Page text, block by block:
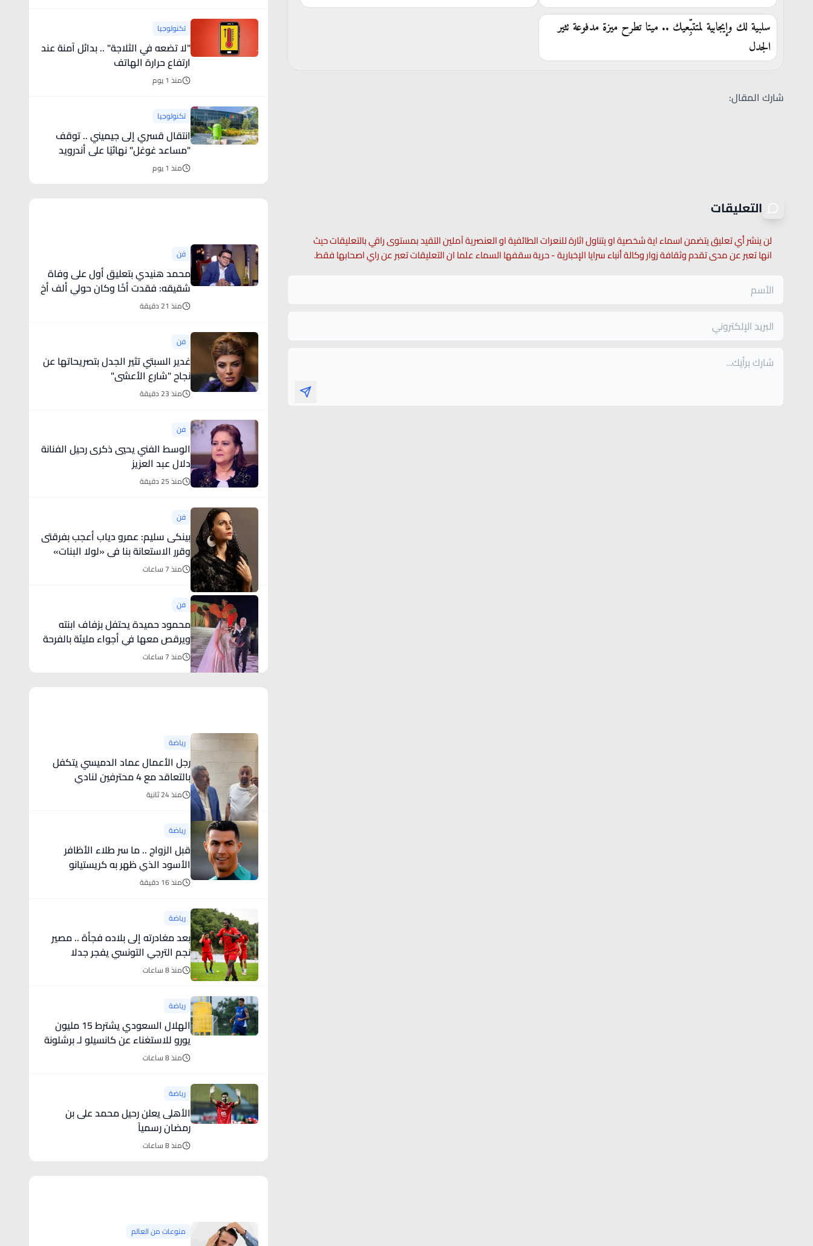
سلبية لك وإيجابية لمتتبِّعيك .. ميتا تطرح ميزة مدفوعة تثير
الجدل
شارك المقال:
التعليقات
لن ينشر أي تعليق يتضمن اسماء اية شخصية او يتناول اثارة للنعرات الطائفية او العنصرية آملين التقيد بمستوى راقي بالتعليقات حيث
انها تعبر عن مدى تقدم وثقافة زوار وكالة أنباء سرايا الإخبارية - حرية سقفها السماء علما ان التعليقات تعبر عن راي اصحابها فقط.
تكنولوجيا
"لا تضعه في الثلاجة" .. بدائل آمنة عند
ارتفاع حرارة الهاتف
منذ 1 يوم
تكنولوجيا
انتقال قسري إلى جيميني .. توقف
"مساعد غوغل" نهائيًا على أندرويد
منذ 1 يوم
فن
محمد هنيدي بتعليق أول على وفاة
شقيقه: فقدت أخًا وكان حولي ألف أخ
منذ 21 دقيقة
فن
غدير السبتي تثير الجدل بتصريحاتها عن
نجاح "شارع الأعشى"
منذ 23 دقيقة
فن
الوسط الفني يحيي ذكرى رحيل الفنانة
دلال عبد العزيز
منذ 25 دقيقة
فن
بينكى سليم: عمرو دياب أعجب بفرقتى
وقرر الاستعانة بنا فى «لولا البنات»
منذ 7 ساعات
فن
محمود حميدة يحتفل بزفاف ابنته
ويرقص معها في أجواء مليئة بالفرحة
.. منذ 7 ساعات
رياضة
رجل الأعمال عماد الدميسي يتكفل
بالتعاقد مع 4 محترفين لنادي
الوحدات على نفقته الخاصة
منذ 24 ثانية
رياضة
قبل الزواج .. ما سر طلاء الأظافر
الأسود الذي ظهر به كريستيانو
رونالدو؟
منذ 16 دقيقة
رياضة
بعد مغادرته إلى بلاده فجأة .. مصير
نجم الترجي التونسي يفجر جدلا
منذ 8 ساعات
رياضة
الهلال السعودي يشترط 15 مليون
يورو للاستغناء عن كانسيلو لـ برشلونة
منذ 8 ساعات
رياضة
الأهلى يعلن رحيل محمد على بن
رمضان رسمياً
منذ 8 ساعات
منوعات من العالم